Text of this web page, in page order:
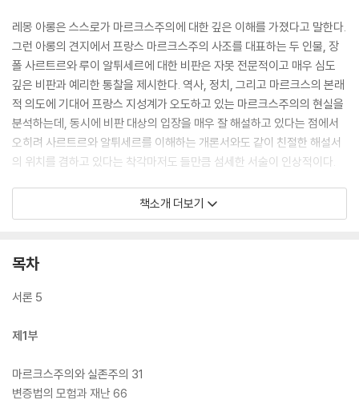
레몽 아롱은 스스로가 마르크스주의에 대한 깊은 이해를 가졌다고 말한다.
그런 아롱의 견지에서 프랑스 마르크스주의 사조를 대표하는 두 인물, 장
폴 사르트르와 루이 알튀세르에 대한 비판은 자못 전문적이고 매우 심도
깊은 비판과 예리한 통찰을 제시한다. 역사, 정치, 그리고 마르크스의 본래
적 의도에 기대어 프랑스 지성계가 오도하고 있는 마르크스주의의 현실을
분석하는데, 동시에 비판 대상의 입장을 매우 잘 해설하고 있다는 점에서
오히려 사르트르와 알튀세르를 이해하는 개론서와도 같이 친절한 해설서
의 위치를 겸하고 있다는 착각마저도 들만큼 섬세한 서술이 인상적이다.
이 저서의 주된 내용이 마르크스주의 자체에 대한 비판을 지니지는 않는
다. 되려 아롱이 누구보다 마르크스를 존중하고 있다는 느낌마저 준다. 그
는 맹점을 우파 지식인의 입장에서 서술하여 균형적인 시각과 관점을 형성
교수가 번역하며 더한 각주가 아롱의 거칠고 시원한 어투를 매끄럽게 보완
장점을 지닌다. 프랑스의 마르크스주의 전반을, 그리고 마르크스주의로 파
지식을 선물할 것이다.
책소개 더보기
목차
서론 5
제1부
마르크스주의와 실존주의 31
변증법의 모험과 재난 66